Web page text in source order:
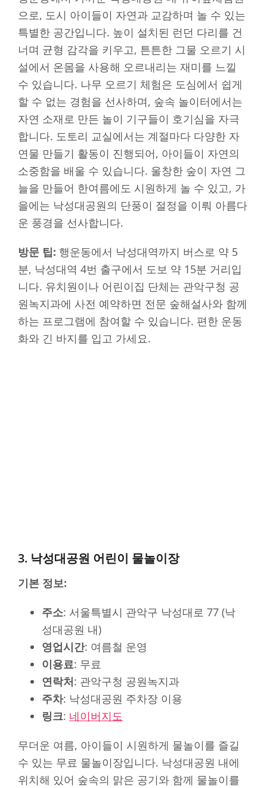
으로, 도시 아이들이 자연과 교감하며 놀 수 있는
특별한 공간입니다. 높이 설치된 런던 다리를 건
너며 균형 감각을 키우고, 튼튼한 그물 오르기 시
설에서 온몸을 사용해 오르내리는 재미를 느낄
수 있습니다. 나무 오르기 체험은 도심에서 쉽게
할 수 없는 경험을 선사하며, 숲속 놀이터에서는
자연 소재로 만든 놀이 기구들이 호기심을 자극
합니다. 도토리 교실에서는 계절마다 다양한 자
연물 만들기 활동이 진행되어, 아이들이 자연의
소중함을 배울 수 있습니다. 울창한 숲이 자연 그
늘을 만들어 한여름에도 시원하게 놀 수 있고, 가
을에는 낙성대공원의 단풍이 절정을 이뤄 아름다
운 풍경을 선사합니다.
방문 팁: 행운동에서 낙성대역까지 버스로 약 5
분, 낙성대역 4번 출구에서 도보 약 15분 거리입
니다. 유치원이나 어린이집 단체는 관악구청 공
원녹지과에 사전 예약하면 전문 숲해설사와 함께
하는 프로그램에 참여할 수 있습니다. 편한 운동
화와 긴 바지를 입고 가세요.
3. 낙성대공원 어린이 물놀이장
기본 정보:
주소: 서울특별시 관악구 낙성대로 77 (낙
성대공원 내)
영업시간: 여름철 운영
이용료: 무료
연락처: 관악구청 공원녹지과
주차: 낙성대공원 주차장 이용
링크: 네이버지도
무더운 여름, 아이들이 시원하게 물놀이를 즐길
수 있는 무료 물놀이장입니다. 낙성대공원 내에
위치해 있어 숲속의 맑은 공기와 함께 물놀이를